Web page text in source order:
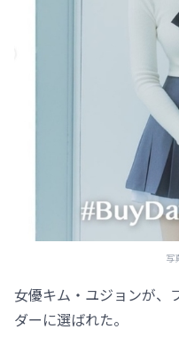
写
女優キム・ユジョンが、
ダーに選ばれた。